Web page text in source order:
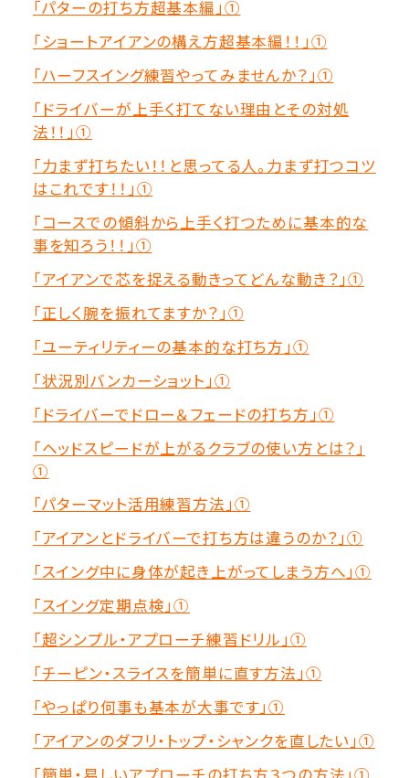
「パターの打ち方超基本編」①
「ショートアイアンの構え方超基本編！！」①
「ハーフスイング練習やってみませんか？」①
「ドライバーが上手く打てない理由とその対処
法！！」①
「力まず打ちたい！！と思ってる人。力まず打つコツ
はこれです！！」①
「コースでの傾斜から上手く打つために基本的な
事を知ろう！！」①
「アイアンで芯を捉える動きってどんな動き？」①
「正しく腕を振れてますか？」①
「ユーティリティーの基本的な打ち方」①
「状況別バンカーショット」①
「ドライバーでドロー＆フェードの打ち方」①
「ヘッドスピードが上がるクラブの使い方とは？」
①
「パターマット活用練習方法」①
「アイアンとドライバーで打ち方は違うのか？」①
「スイング中に身体が起き上がってしまう方へ」①
「スイング定期点検」①
「超シンプル・アプローチ練習ドリル」①
「チーピン・スライスを簡単に直す方法」①
「やっぱり何事も基本が大事です」①
「アイアンのダフリ・トップ・シャンクを直したい」①